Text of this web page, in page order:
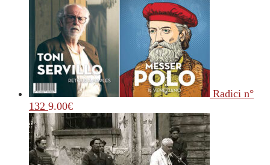
Radici n°
132 9.00€